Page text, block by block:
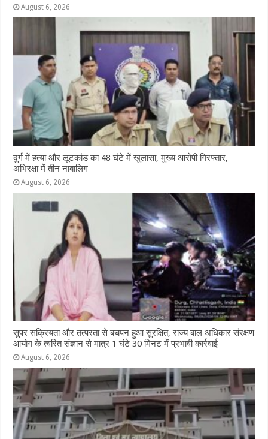
August 6, 2026
दुर्ग में हत्या और लूटकांड का 48 घंटे में खुलासा, मुख्य आरोपी गिरफ्तार,
अभिरक्षा में तीन नाबालिग
August 6, 2026
सुपर सक्रियता और तत्परता से बचपन हुआ सुरक्षित, राज्य बाल अधिकार संरक्षण
आयोग के त्वरित संज्ञान से मात्र 1 घंटे 30 मिनट में प्रभावी कार्रवाई
August 6, 2026